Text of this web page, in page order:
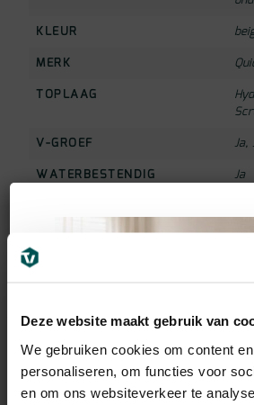
Deze website maakt gebruik van
We gebruiken cookies om content
personaliseren, om functies voor
en om ons websiteverkeer te
KLEUR
MERK
TOPLAAG
V-GROEF
Ja,
WATERBESTENDIG
Ja
Vaak